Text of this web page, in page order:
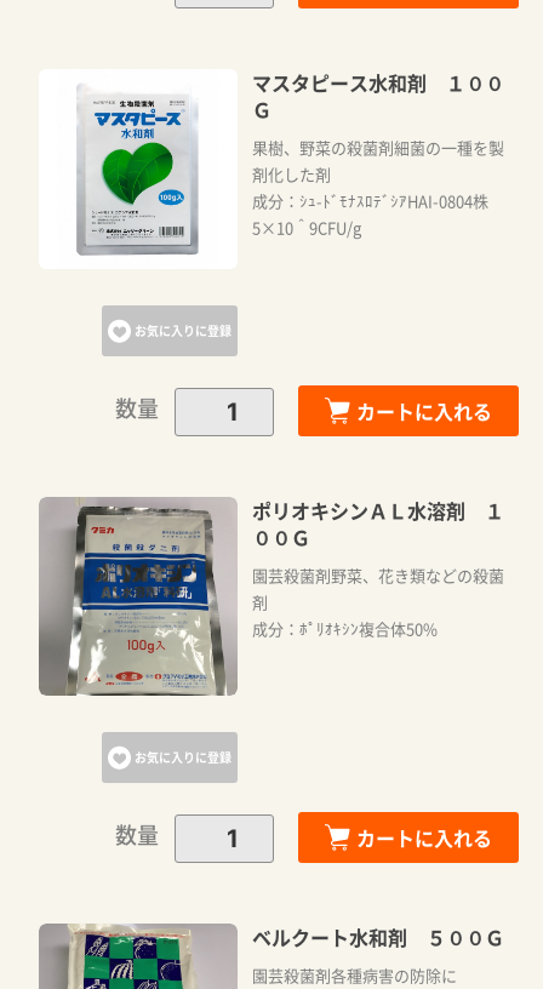
お気に入りに登録
マスタピース水和剤 １００
Ｇ
果樹、野菜の殺菌剤細菌の一種を製
剤化した剤
成分：ｼｭ-ﾄﾞﾓﾅｽﾛﾃﾞｼｱHAI-0804株
5×10＾9CFU/g
数量 カートに入れる
お気に入りに登録
ポリオキシンＡＬ水溶剤 １
００Ｇ
園芸殺菌剤野菜、花き類などの殺菌
剤
成分：ﾎﾟﾘｵｷｼﾝ複合体50%
数量 カートに入れる
ベルクート水和剤 ５００Ｇ
園芸殺菌剤各種病害の防除に